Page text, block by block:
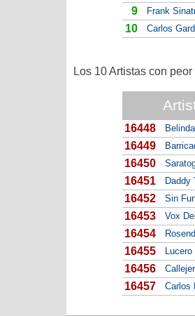
9 Frank
10 Carlos
Los 10 Artistas con
16448 Belinda
16449
16450
16451 Daddy
16452 Sin
16453 Vox
16454
16455 Lucero
16456
16457 Carlos